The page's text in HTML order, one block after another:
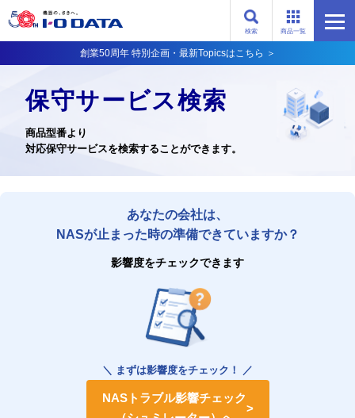
商品一覧
検索
創業50周年 特別企画・最新Topicsはこちら ＞
保守サービス検索
商品型番より
対応保守サービスを検索することができます。
あなたの会社は、
NASが止まった時の準備できていますか？
影響度をチェックできます
＼ まずは影響度をチェック！ ／
NASトラブル影響チェック